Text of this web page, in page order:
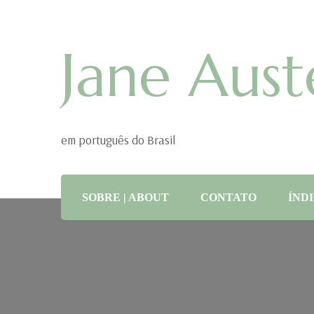
Jane
em português do Brasil
SOBRE | ABOUT CONTATO